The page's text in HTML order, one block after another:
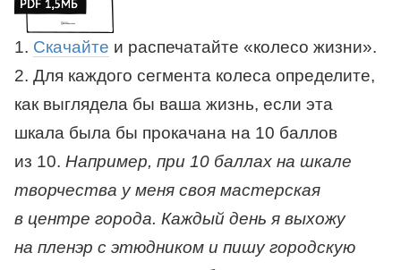
1. Скачайте и распечатайте «колесо жизни».
2. Для каждого сегмента колеса определите,
как выглядела бы ваша жизнь, если эта
шкала была бы прокачана на 10 баллов
из 10. Например, при 10 баллах на шкале
творчества у меня своя мастерская
в центре города. Каждый день я выхожу
на пленэр с этюдником и пишу городскую